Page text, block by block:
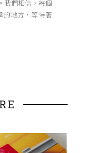
我們相信，每個
的地方，等待著